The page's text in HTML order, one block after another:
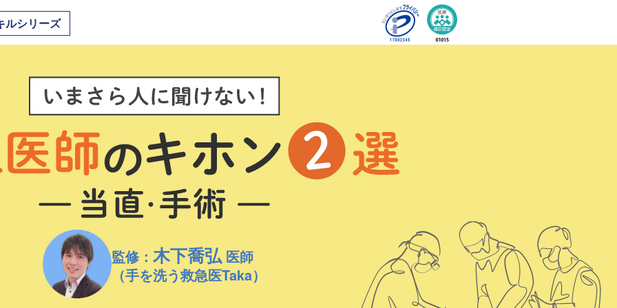
ルシリーズ
監修： 木下喬弘 医師
（手を洗う救急医Taka）